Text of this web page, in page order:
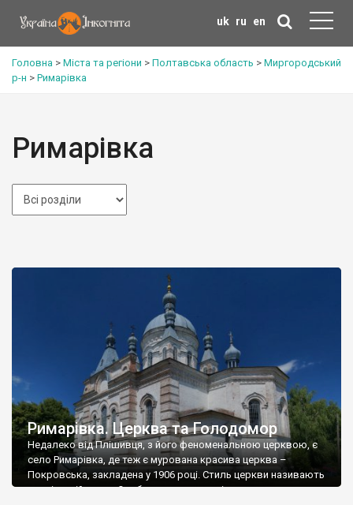
uk ru en
Головна > Міста та регіони > Полтавська область > Миргородський
р-н > Римарівка
Римарівка
Римарівка. Церква та Голодомор
Недалеко від Плішивця, з його феноменальною церквою, є
село Римарівка, де теж є мурована красива церква –
Покровська, закладена у 1906 році. Стиль церкви називають
неовізантійським. Особисто я маю сумніви з цього приводу –